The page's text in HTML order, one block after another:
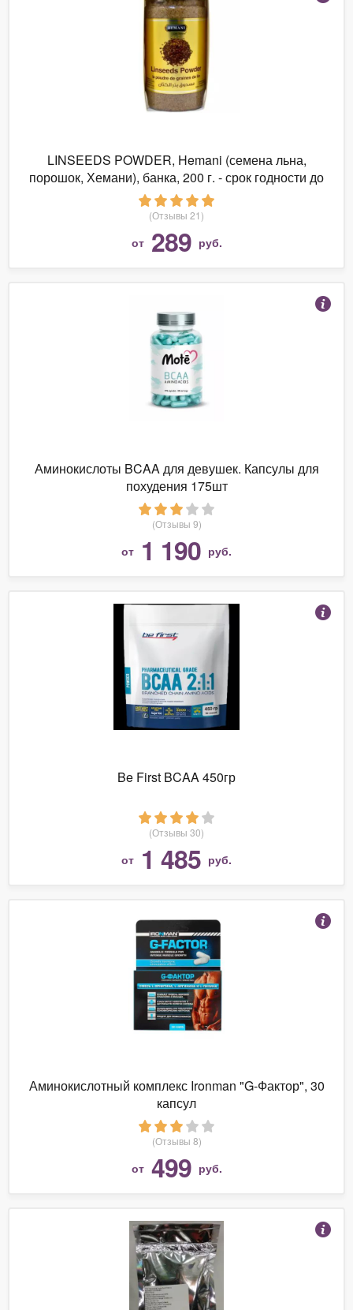
LINSEEDS POWDER, Hemani (семена льна,
порошок, Хемани), банка, 200 г. - срок годности до
октября 2020 года
(Отзывы 21)
от 289 руб.
Аминокислоты BCAA для девушек. Капсулы для
похудения 175шт
(Отзывы 9)
от 1 190 руб.
Be First BCAA 450гр
(Отзывы 30)
от 1 485 руб.
Аминокислотный комплекс Ironman "G-Фактор", 30
капсул
(Отзывы 8)
от 499 руб.